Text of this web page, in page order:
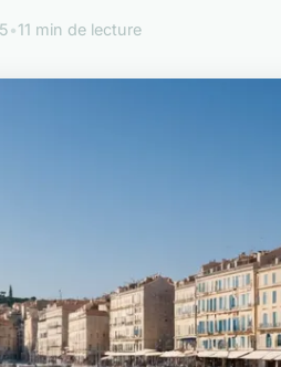
•11 min de lecture